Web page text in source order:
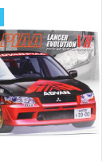
MODEL KITI